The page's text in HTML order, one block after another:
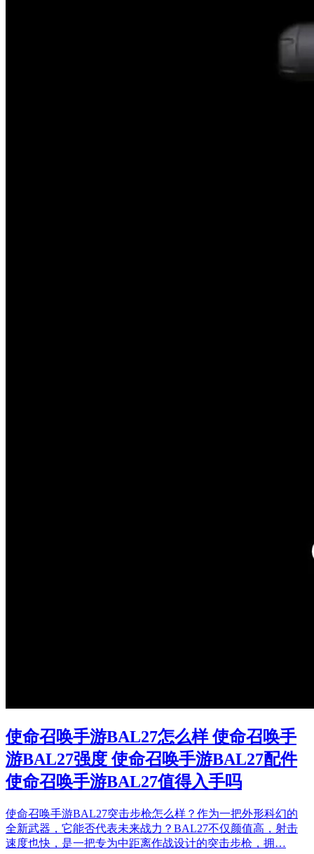
使命召唤手游BAL27怎么样 使命召唤手
游BAL27强度 使命召唤手游BAL27配件
使命召唤手游BAL27值得入手吗
使命召唤手游BAL27突击步枪怎么样？作为一把外形科幻的
全新武器，它能否代表未来战力？BAL27不仅颜值高，射击
速度也快，是一把专为中距离作战设计的突击步枪，拥…